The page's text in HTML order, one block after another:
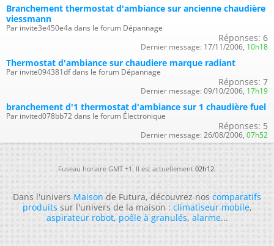
Branchement thermostat d'ambiance sur ancienne chaudière
viessmann
Par invite3e450e4a dans le forum Dépannage
Réponses: 6
Dernier message: 17/11/2006, 10h18
Thermostat d'ambiance sur chaudiere marque radiant
Par invite094381df dans le forum Dépannage
Réponses: 7
Dernier message: 09/10/2006, 17h19
branchement d'1 thermostat d'ambiance sur 1 chaudière fuel
Par invited078bb72 dans le forum Électronique
Réponses: 5
Dernier message: 26/08/2006, 07h52
Fuseau horaire GMT +1. Il est actuellement02h12.
Dans l'universMaisonde Futura, découvrez noscomparatifs
produitssur l'univers de la maison :climatiseur mobile,
aspirateur robot,poêle à granulés,alarme...